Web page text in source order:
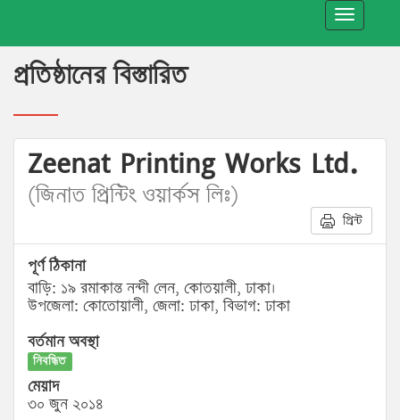
Toggle
প্রতিষ্ঠানের বিস্তারিত
Zeenat Printing Works Ltd.
(জিনাত প্রিন্টিং ওয়ার্কস লিঃ)
প্রিন্ট
পূর্ণ ঠিকানা
বাড়ি: ১৯ রমাকান্ত নন্দী লেন, কোতয়ালী, ঢাকা।
উপজেলা: কোতোয়ালী, জেলা: ঢাকা, বিভাগ: ঢাকা
বর্তমান অবস্থা
নিবন্ধিত
মেয়াদ
৩০ জুন ২০১৪